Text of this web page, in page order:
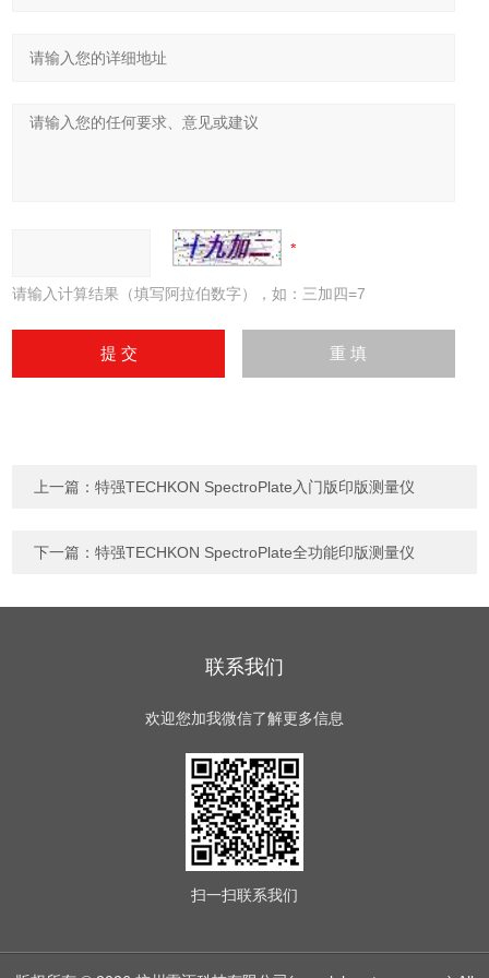
请输入计算结果（填写阿拉伯数字），如：三加四=7
上一篇：特强TECHKON SpectroPlate入门版印版测量仪
下一篇：特强TECHKON SpectroPlate全功能印版测量仪
联系我们
欢迎您加我微信了解更多信息
扫一扫联系我们